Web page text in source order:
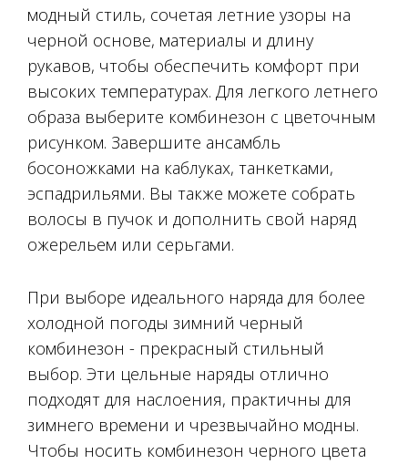
модный стиль, сочетая летние узоры на
черной основе, материалы и длину
рукавов, чтобы обеспечить комфорт при
высоких температурах. Для легкого летнего
образа выберите комбинезон с цветочным
рисунком. Завершите ансамбль
босоножками на каблуках, танкетками,
эспадрильями. Вы также можете собрать
волосы в пучок и дополнить свой наряд
ожерельем или серьгами.
При выборе идеального наряда для более
холодной погоды зимний черный
комбинезон - прекрасный стильный
выбор. Эти цельные наряды отлично
подходят для наслоения, практичны для
зимнего времени и чрезвычайно модны.
Чтобы носить комбинезон черного цвета